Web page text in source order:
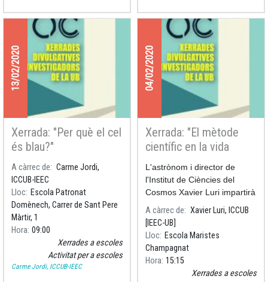
13/02/2020
Xerrada: "Per què el cel
és blau?"
A càrrec de
Carme Jordi,
ICCUB-IEEC
Lloc Escola Patronat
Domènech, Carrer de Sant Pere
Màrtir, 1
Hora 09:00
Xerrades a escoles
Activitat per a escoles
Carme Jordi, ICCUB-IEEC
04/02/2020
Xerrada: "El mètode
científic en la vida
quotidiana"
L'astrònom i director de
l'Institut de Ciències del
Cosmos Xavier Luri impartirà
el proper dimarts, 4 de
febrer,
A càrrec de
Xavier Luri, ICCUB
[IEEC-UB]
Lloc Escola Maristes
Champagnat
Hora 15:15
Xerrades a escoles